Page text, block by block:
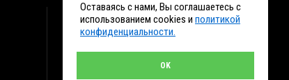
КОНТАКТЫ
+7 (914) 010-76-83, 8 (3952) 93-27-93 - Отдел
Оставаясь с нами, Вы соглашаетесь с
использованием cookies и политикой
конфиденциальности.
OK